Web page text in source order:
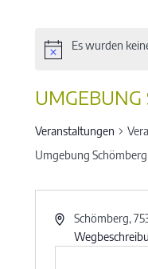
Es wurden
UMGEBUNG
Veranstaltungen
Umgebung Schömberg
Schömberg,